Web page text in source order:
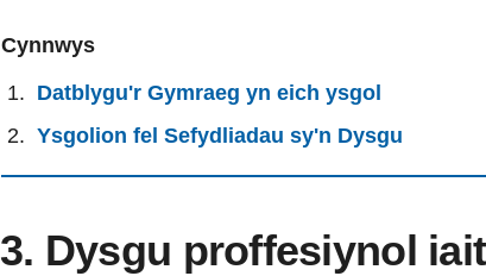
Cynnwys
Datblygu'r Gymraeg yn eich ysgol
Ysgolion fel Sefydliadau sy'n Dysgu
3. Dysgu proffesiynol